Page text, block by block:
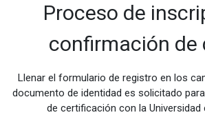
Proceso de
confirmación de
Llenar el formulario de registro en los
documento de identidad es solicitado
de certificación con la Universidad